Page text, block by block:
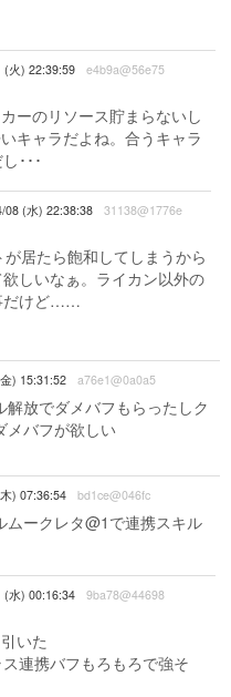
(火) 22:39:59 e4b9a@56e75
ーのリソース貯まらないし
キャラだよね。合うキャラ
･･･
08 (水) 22:38:38 31138@1776e
居たら飽和してしまうから
しいなぁ。ライカン以外の
だけど……
) 15:31:52 a76e1@0a0a5
放でダメバフもらったしク
メバフが欲しい
) 07:36:54 bd1ce@046fc
ムークレタ@1で連携スキル
(水) 00:16:34 9ba78@44698
いた
連携バフもろもろで強そ